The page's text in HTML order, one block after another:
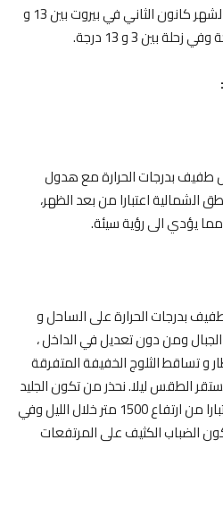
ملاحظة : معدل درجات الحرارة لشهر كانون الثاني في بيروت بين 13 و
طفيف بدرجات الحرارة مع هدول
الشمالية اعتبارا من بعد الظهر،
يؤدي الى رؤية سيئة.
بدرجات الحرارة على الساحل و
ومن دون تعديل في الداخل ،
تساقط الثلوج الخفيفة المتفرقة
نهارا، ثم يستقر الطقس ليلا. نحذر من تكون الجليد
على الطرق الداخلية والجبلية إعتبارا من ارتفاع 1500 متر خلال الليل وفي
الضباب الكثيف على المرتفعات